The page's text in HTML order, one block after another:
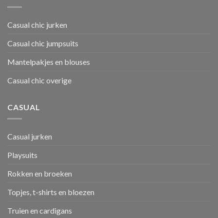
Casual chic jurken
Casual chic jumpsuits
Mantelpakjes en blouses
Casual chic overige
CASUAL
Casual jurken
Playsuits
Rokken en broeken
Topjes, t-shirts en bloezen
Truien en cardigans